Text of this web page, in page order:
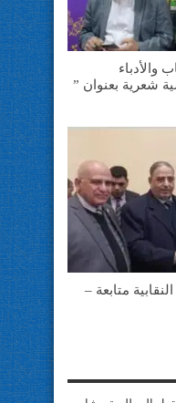
والأدباء
شعرية بعنوان ”
متابعة –